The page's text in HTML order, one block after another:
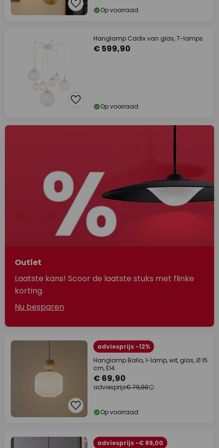
Op voorraad
Hanglamp Cadix van glas, 7-lamps
€ 599,90
Op voorraad
Outlet
Laatste kans! Scoor de laatste stuks met flinke
korting.
Nu besparen
adviesprijs -12%
Hanglamp Ballo, 1-lamp, wit, glas, Ø 15
cm, E14
€ 69,90
adviesprijs€ 79,90
Op voorraad
adviesprijs -€ 89,00